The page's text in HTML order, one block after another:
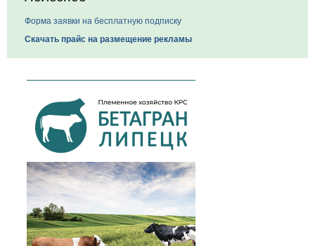
Форма заявки на бесплатную подписку
Скачать прайс на размещение рекламы